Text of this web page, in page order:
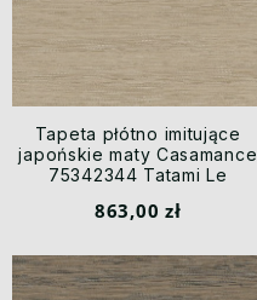
Tapeta płótno imitujące
japońskie maty Casamance
75342344 Tatami Le
863,00 zł